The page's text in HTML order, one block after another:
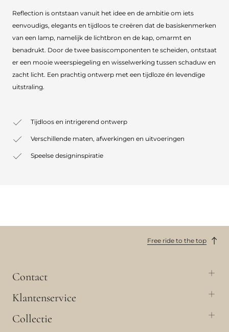
Reflection is ontstaan vanuit het idee en de ambitie om iets
eenvoudigs, elegants en tijdloos te creëren dat de basiskenmerken
van een lamp, namelijk de lichtbron en de kap, omarmt en
benadrukt. Door de twee basiscomponenten te scheiden, ontstaat
er een mooie weerspiegeling en wisselwerking tussen schaduw en
zacht licht. Een prachtig ontwerp met een tijdloze én levendige
uitstraling.
Tijdloos en intrigerend ontwerp
Verschillende maten, afwerkingen en uitvoeringen
Speelse designinspiratie
Free ride to the top
Contact
Klantenservice
Collectie